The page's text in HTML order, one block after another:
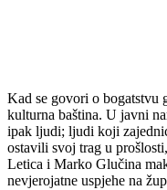
Kad se govori o bogatstvu
kulturna baština. U javni
ipak ljudi; ljudi koji
ostavili svoj trag u
Letica i Marko Glučina
nevjerojatne uspjehe na